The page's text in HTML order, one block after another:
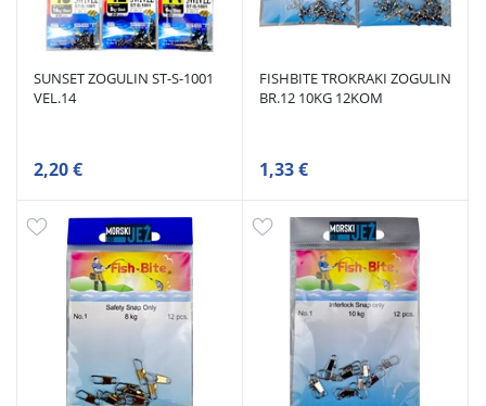
SUNSET ZOGULIN ST-S-1001
VEL.14
2,20 €
FISHBITE TROKRAKI ZOGULIN
BR.12 10KG 12KOM
1,33 €